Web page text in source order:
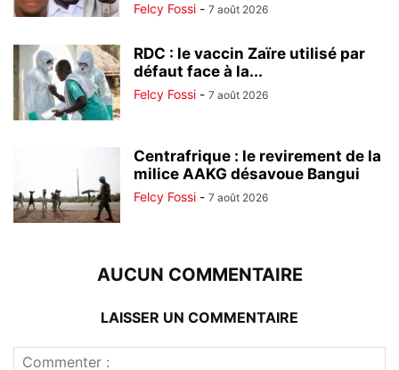
Felcy Fossi - 7 août 2026
RDC : le vaccin Zaïre utilisé par
défaut face à la...
Felcy Fossi - 7 août 2026
Centrafrique : le revirement de la
milice AAKG désavoue Bangui
Felcy Fossi - 7 août 2026
AUCUN COMMENTAIRE
LAISSER UN COMMENTAIRE